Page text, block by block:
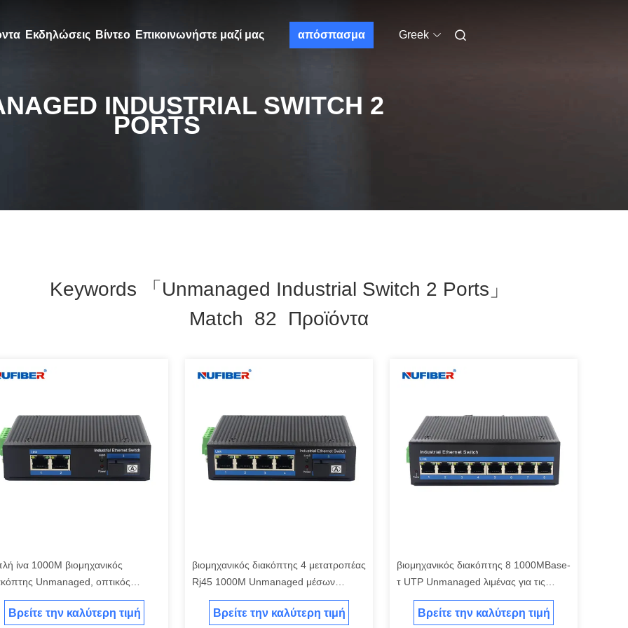
Εκδηλώσεις Βίντεο Επικοινωνήστε μαζί μας απόσπασμα Greek
INDUSTRIAL SWITCH 2
PORTS
Keywords 「unmanaged Industrial Switch 2 Ports」
Match 82 Προϊόντα
ίνα 1000M βιομηχανικός
Unmanaged, οπτικός
μέσων με 2 λιμένες
Βρείτε την καλύτερη τιμή
βιομηχανικός διακόπτης 4 μετατροπέας
Rj45 1000M Unmanaged μέσων
λιμένων στην ίνα
Βρείτε την καλύτερη τιμή
βιομηχανικός διακόπτης 8 1000MBase-
τ UTP Unmanaged λιμένας για τις
κάμερες IP
Βρείτε την καλύτερη τιμή